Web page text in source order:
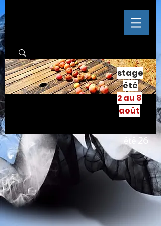
stage
été
2 au 8
août
été 26